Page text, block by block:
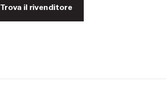
Trova il rivenditore